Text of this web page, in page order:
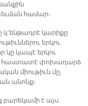
համար։
կ՚ենթադրէ կարիքը
երկու
կը կապէ երկու
հաստատէ փոխադարձ
միութիւն մը,
անոնք։
բարեկամի է այս